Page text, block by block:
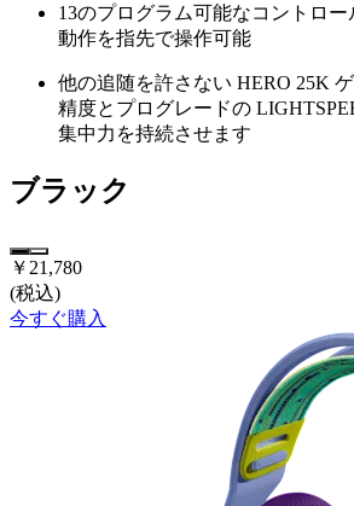
13のプログラム可能なコントロ
動作を指先で操作可能
他の追随を許さない HERO 25K
精度とプログレードの
集中力を持続させます
ブラック
￥21,780
(税込)
今すぐ購入